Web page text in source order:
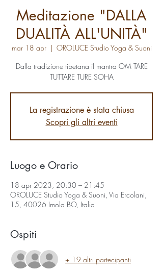
Meditazione "DALLA
DUALITÀ ALL'UNITÀ"
mar 18 apr
  |
OROLUCE Studio Yoga & Suoni
Dalla tradizione tibetana il mantra OM TARE
TUTTARE TURE SOHA
La registrazione è stata chiusa
Scopri gli altri eventi
Luogo e Orario
18 apr 2023, 20:30 – 21:45
OROLUCE Studio Yoga & Suoni, Via Ercolani,
15, 40026 Imola BO, Italia
Ospiti
+ 19 altri partecipanti